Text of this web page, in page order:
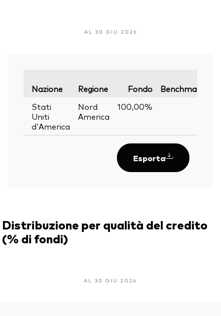
AL 30 GIU 2026
Nazione Regione Fondo Benchmark
Stati
Uniti
d'America
Nord
America
100,00%
Esporta
Distribuzione per qualità del credito
(% di fondi)
AL 30 GIU 2026